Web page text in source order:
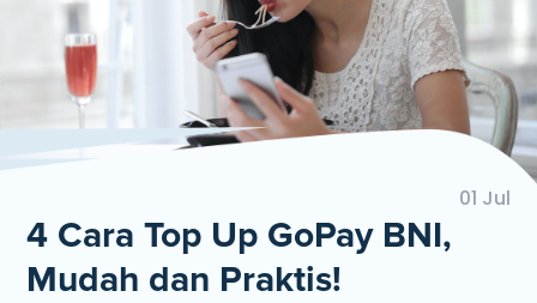
01 Jul
4 Cara Top Up GoPay BNI,
Mudah dan Praktis!